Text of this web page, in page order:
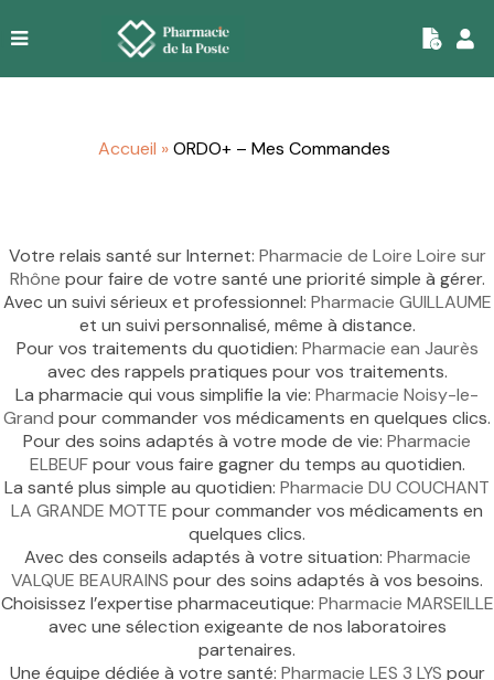
Accueil »ORDO+ – Mes Commandes
Votre relais santé sur Internet: Pharmacie de Loire Loire sur
Rhône pour faire de votre santé une priorité simple à gérer.
Avec un suivi sérieux et professionnel: Pharmacie GUILLAUME
et un suivi personnalisé, même à distance.
Pour vos traitements du quotidien: Pharmacie ean Jaurès
avec des rappels pratiques pour vos traitements.
La pharmacie qui vous simplifie la vie: Pharmacie Noisy-le-
Grand pour commander vos médicaments en quelques clics.
Pour des soins adaptés à votre mode de vie: Pharmacie
ELBEUFpour vous faire gagner du temps au quotidien.
La santé plus simple au quotidien: Pharmacie DU COUCHANT
LA GRANDE MOTTE pour commander vos médicaments en
quelques clics.
Avec des conseils adaptés à votre situation: Pharmacie
VALQUE BEAURAINS pour des soins adaptés à vos besoins.
Choisissez l’expertise pharmaceutique: Pharmacie MARSEILLE
avec une sélection exigeante de nos laboratoires
partenaires.
Une équipe dédiée à votre santé: Pharmacie LES 3 LYS pour